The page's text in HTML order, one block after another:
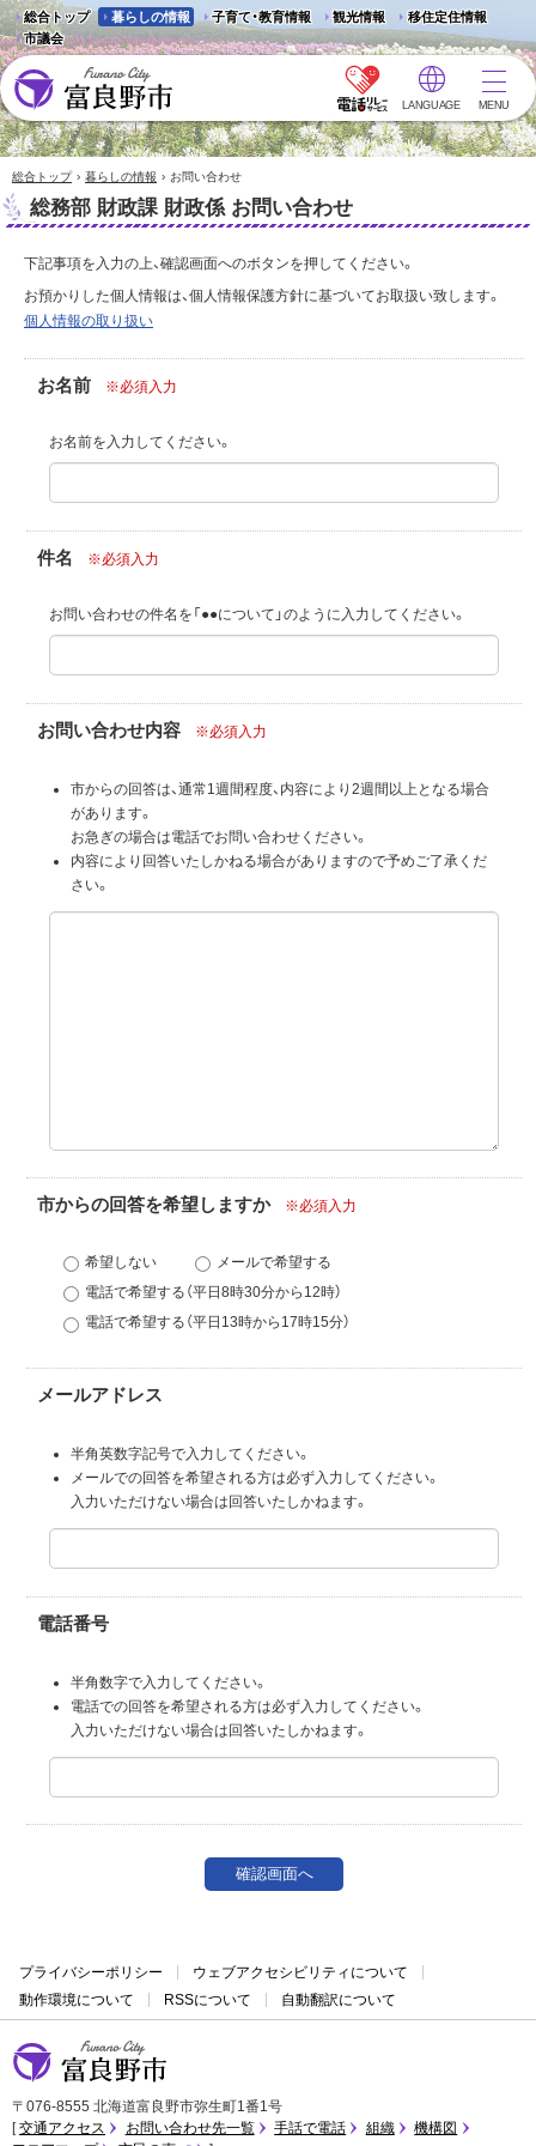
総合トップ 暮らしの情報 子育て・教育情報 観光情報
移住定住情報
市議会
富良野市 - Frano City
LANGUAGE MENU
総合トップ › 暮らしの情報 › お問い合わせ
総務部 財政課 財政係 お問い合わせ
下記事項を入力の上、確認画面へのボタンを押してください。
お預かりした個人情報は、個人情報保護方針に基づいてお取扱い致します。
個人情報の取り扱い
お名前 ※必須入力
お名前を入力してください。
件名 ※必須入力
お問い合わせの件名を「●●について」のように入力してください。
お問い合わせ内容 ※必須入力
市からの回答は、通常1週間程度、内容により2週間以上となる場合
があります。
お急ぎの場合は電話でお問い合わせください。
内容により回答いたしかねる場合がありますので予めご了承くだ
さい。
市からの回答を希望しますか ※必須入力
希望しない
メールで希望する
電話で希望する（平日8時30分から12時）
電話で希望する（平日13時から17時15分）
メールアドレス
半角英数字記号で入力してください。
メールでの回答を希望される方は必ず入力してください。
入力いただけない場合は回答いたしかねます。
電話番号
半角数字で入力してください。
電話での回答を希望される方は必ず入力してください。
入力いただけない場合は回答いたしかねます。
プライバシーポリシー
ウェブアクセシビリティについて
動作環境について
RSSについて 自動翻訳について
〒076-8555 北海道富良野市弥生町1番1号
交通アクセス
お問い合わせ先一覧 手話で電話 組織
機構図